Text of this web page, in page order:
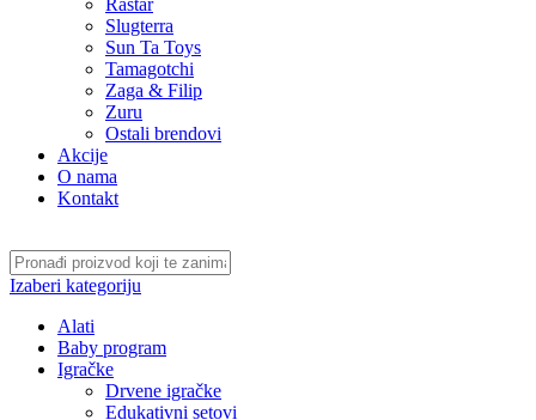
Rastar
Slugterra
Sun Ta Toys
Tamagotchi
Zaga & Filip
Zuru
Ostali brendovi
Akcije
O nama
Kontakt
Izaberi kategoriju
Alati
Baby program
Igračke
Drvene igračke
Edukativni setovi